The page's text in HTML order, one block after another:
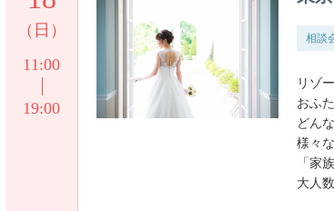
（日）
11:00
19:00
相談
リゾ
おふ
どん
様々
「家
大人